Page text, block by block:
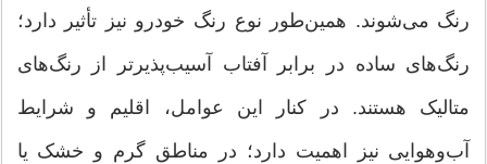
رنگ می‌شوند. همین‌طور نوع رنگ خودرو نیز تأثیر دارد؛
رنگ‌های ساده در برابر آفتاب آسیب‌پذیرتر از رنگ‌های
متالیک هستند. در کنار این عوامل، اقلیم و شرایط
آب‌وهوایی نیز اهمیت دارد؛ در مناطق گرم و خشک یا